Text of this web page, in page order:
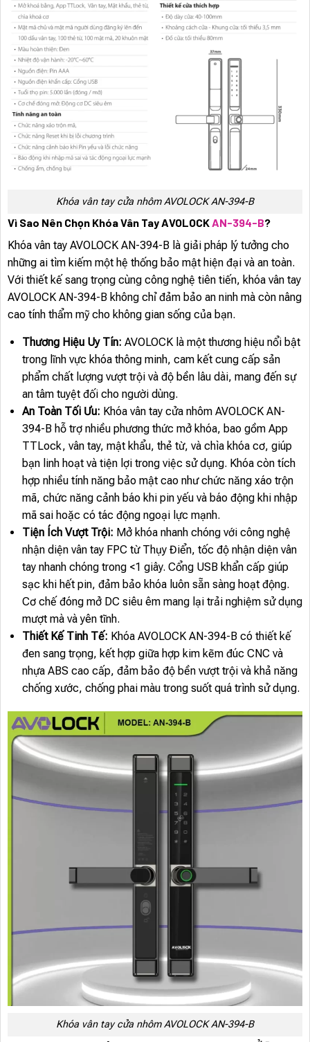
Khóa vân tay cửa nhôm AVOLOCK AN-394-B
Vì Sao Nên Chọn Khóa Vân Tay AVOLOCKAN-394-B?
Khóa vân tay AVOLOCK AN-394-B là giải pháp lý tưởng cho
những ai tìm kiếm một hệ thống bảo mật hiện đại và an toàn.
Với thiết kế sang trọng cùng công nghệ tiên tiến, khóa vân tay
AVOLOCK AN-394-B không chỉ đảm bảo an ninh mà còn nâng
cao tính thẩm mỹ cho không gian sống của bạn.
Thương Hiệu Uy Tín: AVOLOCK là một thương hiệu nổi bật
trong lĩnh vực khóa thông minh, cam kết cung cấp sản
phẩm chất lượng vượt trội và độ bền lâu dài, mang đến sự
an tâm tuyệt đối cho người dùng.
An Toàn Tối Ưu: Khóa vân tay cửa nhôm AVOLOCK AN-
394-B hỗ trợ nhiều phương thức mở khóa, bao gồm App
TTLock, vân tay, mật khẩu, thẻ từ, và chìa khóa cơ, giúp
bạn linh hoạt và tiện lợi trong việc sử dụng. Khóa còn tích
hợp nhiều tính năng bảo mật cao như chức năng xáo trộn
mã, chức năng cảnh báo khi pin yếu và báo động khi nhập
mã sai hoặc có tác động ngoại lực mạnh.
Tiện Ích Vượt Trội: Mở khóa nhanh chóng với công nghệ
nhận diện vân tay FPC từ Thụy Điển, tốc độ nhận diện vân
tay nhanh chóng trong <1 giây. Cổng USB khẩn cấp giúp
sạc khi hết pin, đảm bảo khóa luôn sẵn sàng hoạt động.
Cơ chế đóng mở DC siêu êm mang lại trải nghiệm sử dụng
mượt mà và yên tĩnh.
Thiết Kế Tinh Tế: Khóa AVOLOCK AN-394-B có thiết kế
đen sang trọng, kết hợp giữa hợp kim kẽm đúc CNC và
nhựa ABS cao cấp, đảm bảo độ bền vượt trội và khả năng
chống xước, chống phai màu trong suốt quá trình sử dụng.
Khóa vân tay cửa nhôm AVOLOCK AN-394-B